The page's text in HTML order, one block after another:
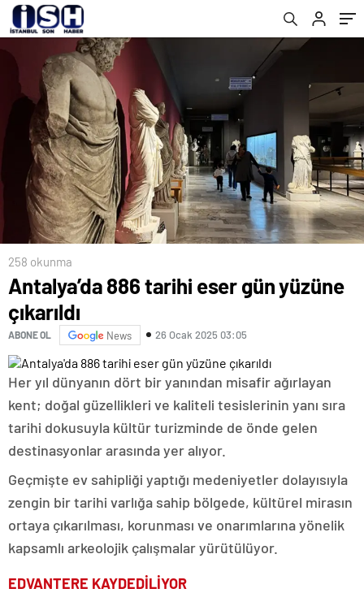
258 okunma
Antalya’da 886 tarihi eser gün yüzüne
çıkarıldı
ABONE OL News 26 Ocak 2025 03:05
Her yıl dünyanın dört bir yanından misafir ağırlayan
kent; doğal güzellikleri ve kaliteli tesislerinin yanı sıra
tarihi dokusuyla kültür turizminde de önde gelen
destinasyonlar arasında yer alıyor.
Geçmişte ev sahipliği yaptığı medeniyetler dolayısıyla
zengin bir tarihi varlığa sahip bölgede, kültürel mirasın
ortaya çıkarılması, korunması ve onarımlarına yönelik
kapsamlı arkeolojik çalışmalar yürütülüyor.
EDVANTERE KAYDEDİLİYOR